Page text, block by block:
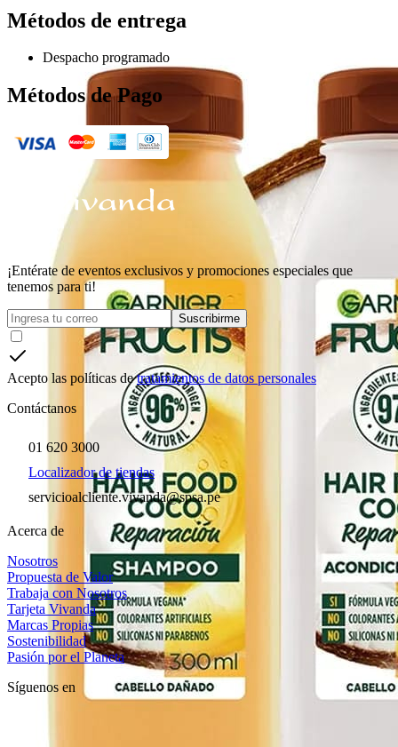
Métodos de entrega
Despacho programado
Métodos de Pago
¡Entérate de eventos exclusivos y promociones especiales que
tenemos para ti!
Suscribirme
Acepto las políticas de tratamientos de datos personales
Contáctanos
01 620 3000
Localizador de tiendas
servicioalcliente.vivanda@spsa.pe
Acerca de
Nosotros
Propuesta de Valor
Trabaja con Nosotros
Tarjeta Vivanda
Marcas Propias
Sostenibilidad
Pasión por el Planeta
Síguenos en